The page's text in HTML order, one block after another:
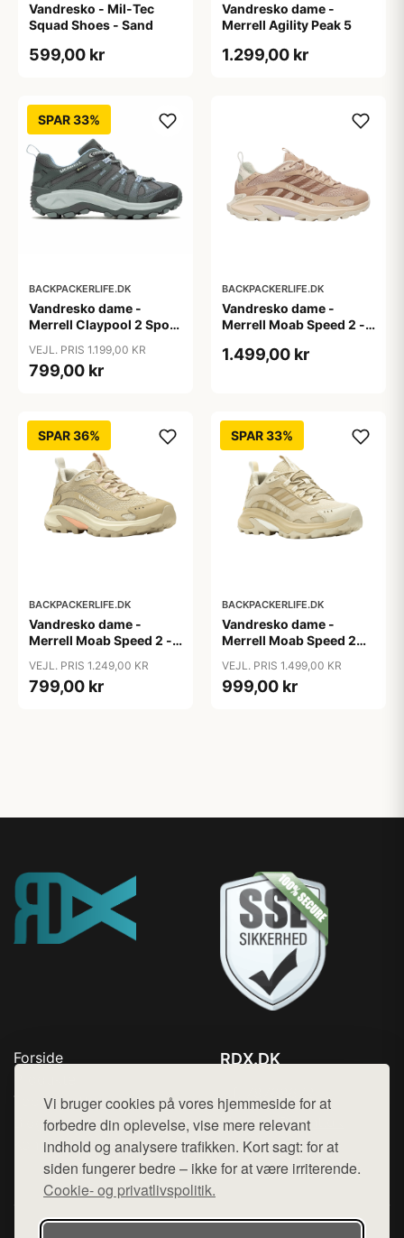
Vi bruger cookies på vores hjemmeside for at
forbedre din oplevelse, vise mere relevant
indhold og analysere trafikken. Kort sagt: for at
siden fungerer bedre – ikke for at være irriterende.
Cookie- og privatlivspolitik.
Vandresko - Mil-Tec
Squad Shoes - Sand
599,00 kr
Vandresko dame -
Merrell Agility Peak 5
1.299,00 kr
SPAR 33%
BACKPACKERLIFE.DK
Vandresko dame -
Merrell Claypool 2 Sport
VEJL. PRIS 1.199,00 KR
799,00 kr
BACKPACKERLIFE.DK
Vandresko dame -
Merrell Moab Speed 2 -
1.499,00 kr
SPAR 36%
BACKPACKERLIFE.DK
Vandresko dame -
Merrell Moab Speed 2 -
VEJL. PRIS 1.249,00 KR
799,00 kr
SPAR 33%
BACKPACKERLIFE.DK
Vandresko dame -
Merrell Moab Speed 2
VEJL. PRIS 1.499,00 KR
999,00 kr
Forside
Top Rabatter
Blog
Kontakt
RDX.DK
Mail: hej@want.dk
Cookie- og privatlivspolitik